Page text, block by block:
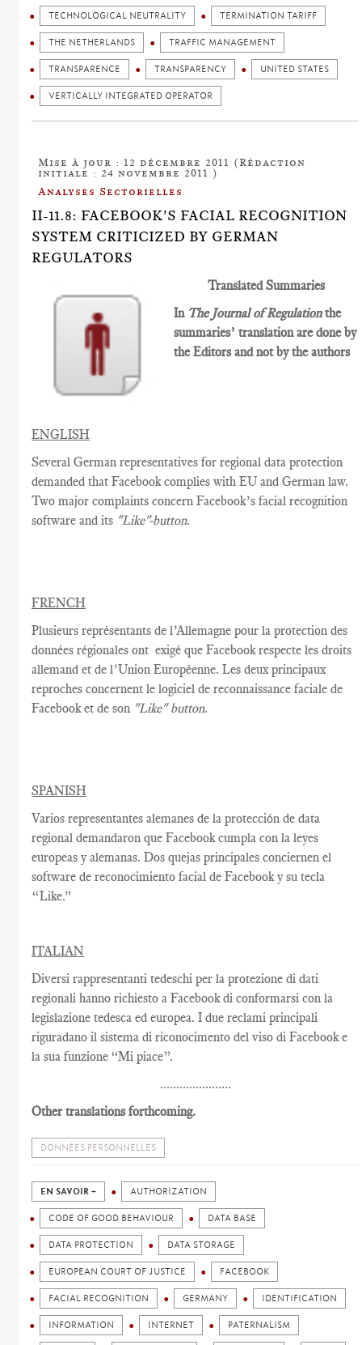
TECHNOLOGICAL NEUTRALITY TERMINATION TARIFF
THE NETHERLANDS TRAFFIC MANAGEMENT
TRANSPARENCE TRANSPARENCY UNITED STATES
VERTICALLY INTEGRATED OPERATOR
Mise à jour : 12 décembre 2011 (Rédaction
initiale : 24 novembre 2011 )
Analyses Sectorielles
II-11.8: FACEBOOK'S FACIAL RECOGNITION
SYSTEM CRITICIZED BY GERMAN
REGULATORS
Translated Summaries
In The Journal of Regulationthe
summaries’ translation are done by
the Editors and not by the authors
ENGLISH
Several German representatives for regional data protection
demanded that Facebook complies with EU and German law.
Two major complaints concern Facebook’s facial recognition
software and its "Like"-button.
FRENCH
Plusieurs représentants de l’Allemagne pour la protection des
données régionales ont exigé que Facebook respecte les droits
allemand et de l’Union Européenne. Les deux principaux
reprochesconcernent le logiciel de reconnaissance faciale de
Facebook et de son "Like" button.
SPANISH
Varios representantes alemanes de la protección de data
regional demandaron que Facebook cumpla con la leyes
europeas y alemanas. Dos quejas principales conciernen el
software de reconocimiento facial de Facebook y su tecla
“Like.”
ITALIAN
Diversi rappresentanti tedeschi per la protezione di dati
regionali hanno richiesto a Facebook di conformarsi con la
legislazione tedesca ed europea. I due reclami principali
riguradano il sistema di riconocimento del viso di Facebook e
la sua funzione “Mi piace”.
......................
Other translations forthcoming.
DONNÉES PERSONNELLES
EN SAVOIR + AUTHORIZATION
CODE OF GOOD BEHAVIOUR DATA BASE
DATA PROTECTION DATA STORAGE
EUROPEAN COURT OF JUSTICE FACEBOOK
FACIAL RECOGNITION GERMANY IDENTIFICATION
INFORMATION INTERNET PATERNALISM